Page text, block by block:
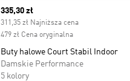
Current price
335,30 zł
311,35 zł Najniższa cena
479 zł Cena oryginalna
Buty halowe Court Stabil Indoor
Damskie Performance
5 kolory